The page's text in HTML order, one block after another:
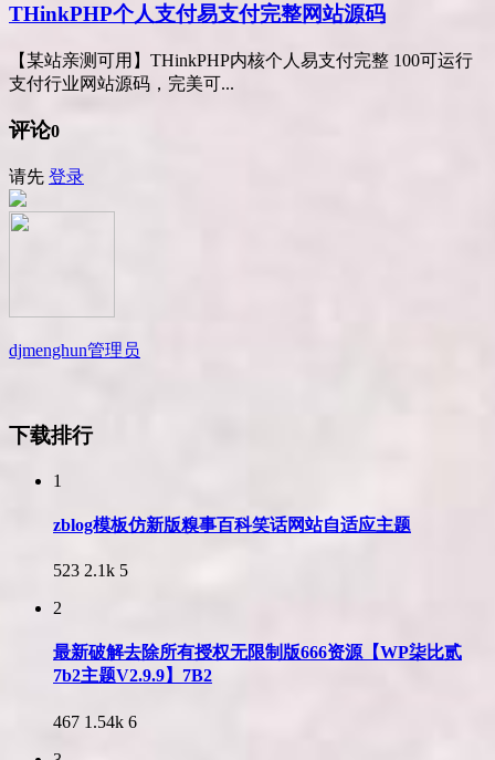
THinkPHP个人支付易支付完整网站源码
【某站亲测可用】THinkPHP内核个人易支付完整 100可运行
支付行业网站源码，完美可...
评论0
请先 登录
djmenghun管理员
下载排行
1
zblog模板仿新版糗事百科笑话网站自适应主题
523 2.1k 5
2
最新破解去除所有授权无限制版666资源【WP柒比贰
7b2主题V2.9.9】7B2
467 1.54k 6